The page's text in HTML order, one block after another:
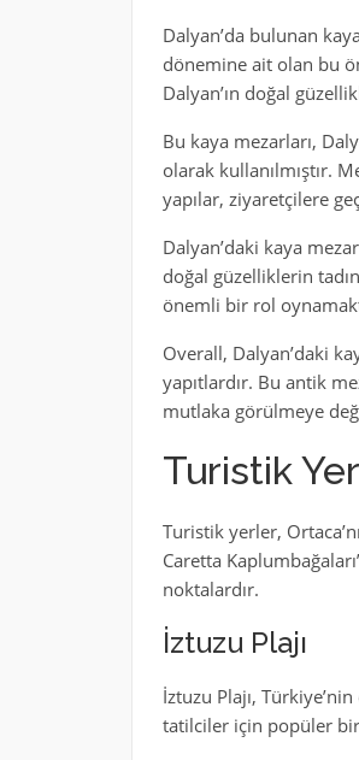
Dalyan’da bulunan
dönemine ait olan bu
Dalyan’ın doğal
Bu kaya mezarları,
olarak kullanılmıştır.
yapılar, ziyaretçilere
Dalyan’daki kaya
doğal güzelliklerin
önemli bir rol
Overall, Dalyan’daki
yapıtlardır. Bu antik
mutlaka görülmeye
Turistik
Turistik yerler,
Caretta
noktalardır.
İztuzu Plajı
İztuzu Plajı,
tatilciler için popüler